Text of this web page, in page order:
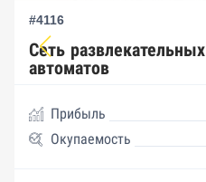
#4116
Сеть
автоматов
Прибыль
Окупаемость